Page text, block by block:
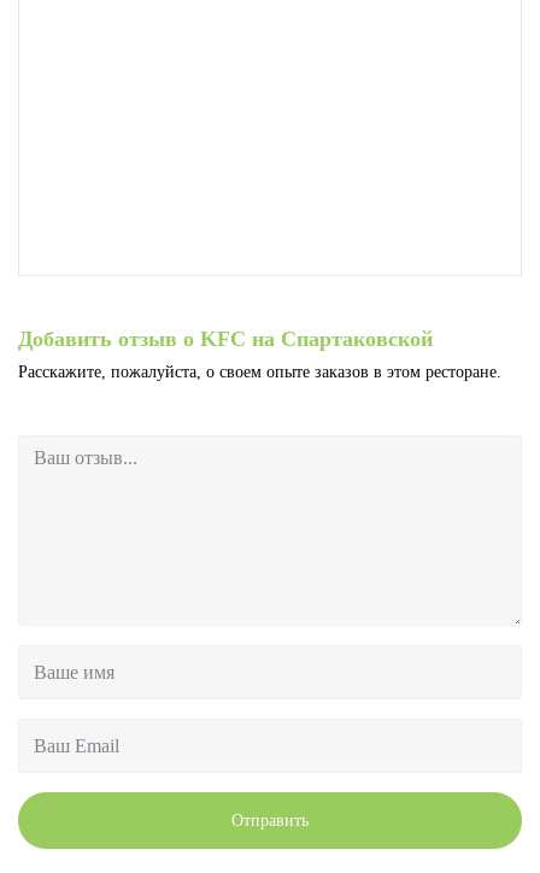
Добавить отзыв о KFC на Спартаковской
Расскажите, пожалуйста, о своем опыте заказов в этом ресторане.
Отправить